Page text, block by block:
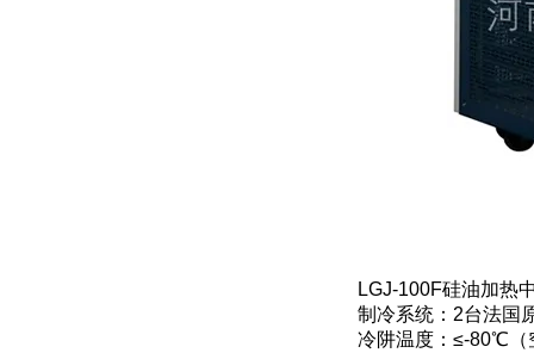
LGJ-100F硅油加热
制冷系统：2台法国
冷阱温度：≤-80℃（